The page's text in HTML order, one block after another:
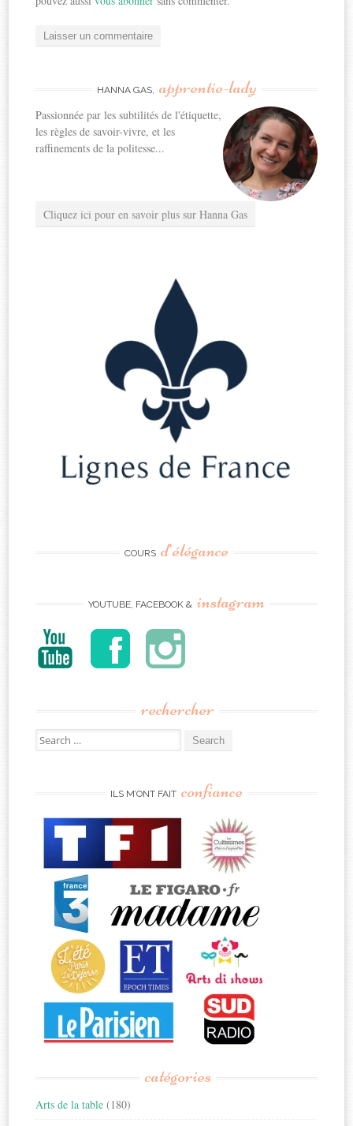
HANNA GAS, apprentie-lady
Passionnée par les subtilités de l'étiquette,
les règles de savoir-vivre, et les
raffinements de la politesse...
Cliquez ici pour en savoir plus sur Hanna Gas
COURS d’élégance
YOUTUBE, FACEBOOK & instagram
rechercher
Search
for:
ILS M’ONT FAIT confiance
catégories
Arts de la table (180)